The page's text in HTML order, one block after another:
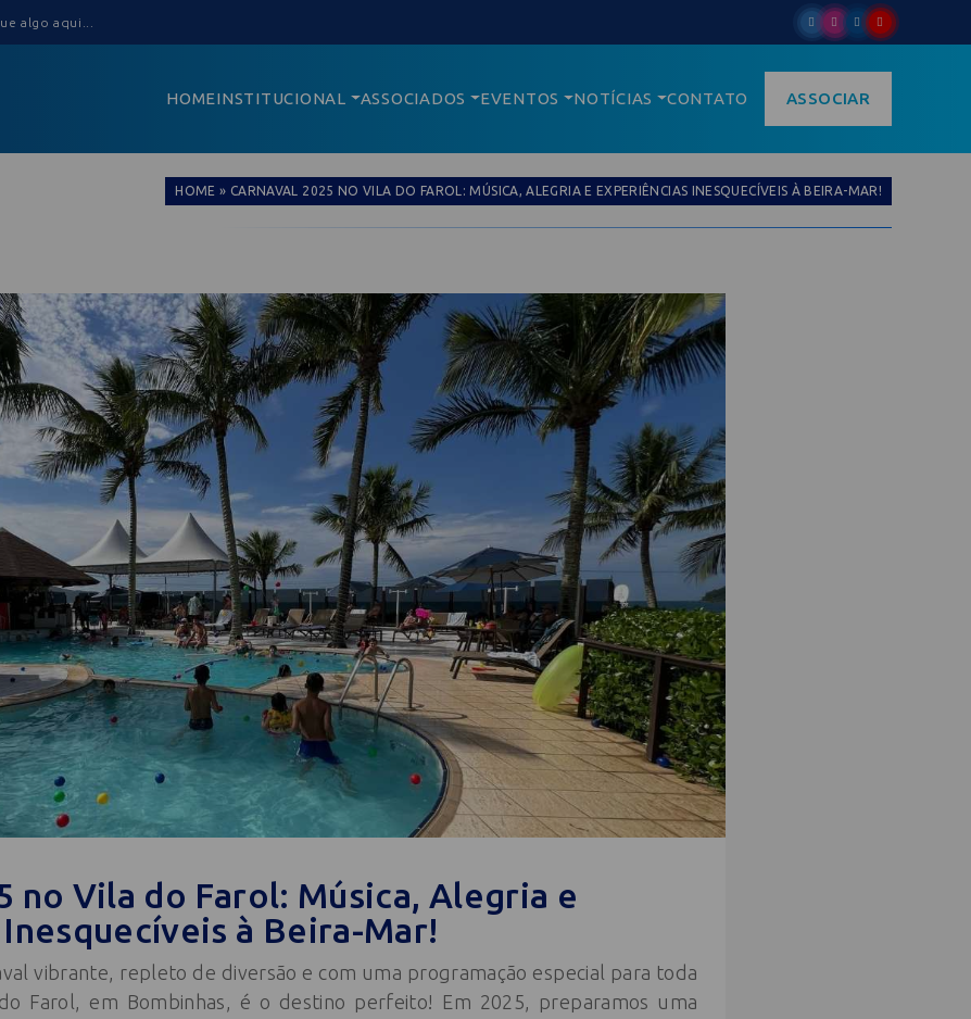
HOMEINSTITUCIONAL ASSOCIADOS EVENTOS NOTÍCIAS CONTATO ASSOCIAR
HOME » CARNAVAL 2025 NO VILA DO FAROL: MÚSICA, ALEGRIA E EXPERIÊNCIAS INESQUECÍVEIS À BEIRA-MAR!
no Vila do Farol: Música, Alegria e
à Beira-Mar!
vibrante, repleto de diversão e com uma programação especial para toda
Farol, em Bombinhas, é o destino perfeito! Em 2025, preparamos uma